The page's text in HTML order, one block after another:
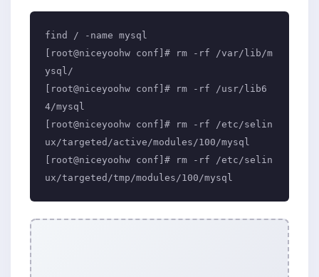
find / -name mysql
[root@niceyoohw conf]# rm -rf /var/lib/m
ysql/
[root@niceyoohw conf]# rm -rf /usr/lib6
4/mysql
[root@niceyoohw conf]# rm -rf /etc/selin
ux/targeted/active/modules/100/mysql
[root@niceyoohw conf]# rm -rf /etc/selin